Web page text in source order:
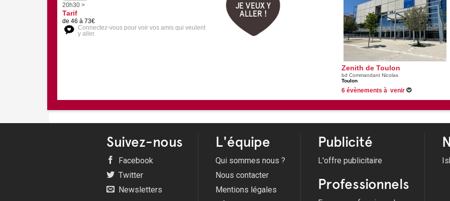
20h30 >
Tarif
de 46 à 73€
Connectez-vous pour voir vos amis qui veulent
y aller.
JE VEUX Y
ALLER !
Zenith de Toulon
bd Commandant Nicolas
Toulon
6 évènements à venir
Suivez-nous
Facebook
Twitter
Newsletters
L'équipe
Qui sommes nous ?
Nous contacter
Mentions légales
Publicité
L'offre publicitaire
Professionnels